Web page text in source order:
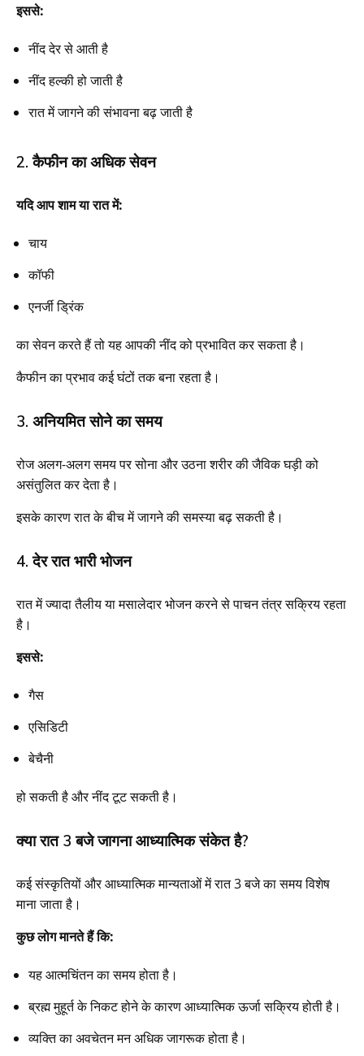
इससे:
नींद देर से आती है
नींद हल्की हो जाती है
रात में जागने की संभावना बढ़ जाती है
2. कैफीन का अधिक सेवन
यदि आप शाम या रात में:
चाय
कॉफी
एनर्जी ड्रिंक
का सेवन करते हैं तो यह आपकी नींद को प्रभावित कर सकता है।
कैफीन का प्रभाव कई घंटों तक बना रहता है।
3. अनियमित सोने का समय
रोज अलग-अलग समय पर सोना और उठना शरीर की जैविक घड़ी को
असंतुलित कर देता है।
इसके कारण रात के बीच में जागने की समस्या बढ़ सकती है।
4. देर रात भारी भोजन
रात में ज्यादा तैलीय या मसालेदार भोजन करने से पाचन तंत्र सक्रिय रहता
है।
इससे:
गैस
एसिडिटी
बेचैनी
हो सकती है और नींद टूट सकती है।
क्या रात 3 बजे जागना आध्यात्मिक संकेत है?
कई संस्कृतियों और आध्यात्मिक मान्यताओं में रात 3 बजे का समय विशेष
माना जाता है।
कुछ लोग मानते हैं कि:
यह आत्मचिंतन का समय होता है।
ब्रह्म मुहूर्त के निकट होने के कारण आध्यात्मिक ऊर्जा सक्रिय होती है।
व्यक्ति का अवचेतन मन अधिक जागरूक होता है।